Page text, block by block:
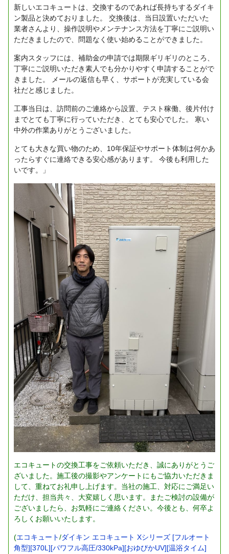
新しいエコキュートは、交換するのであれば長持ちするダイキ
ン製品と決めておりました。
交換後は、当日設置いただいた
業者さんより、操作説明やメンテナンス方法を丁寧にご説明い
ただきましたので、問題なく使い始めることができました。
案内スタッフには、補助金の申請では期限ギリギリのところ、
丁寧にご説明いただき素人でも分かりやすく申請することがで
きました。
メールの返信も早く、サポートが充実している会
社だと感じました。
工事当日は、訪問前のご連絡から設置、テスト稼働、後片付け
までとても丁寧に行っていただき、とても安心でした。
寒い
中外の作業ありがとうございました。
とても大きな買い物のため、10年保証やサポート体制は何かあ
ったらすぐに連絡できる安心感があります。
今後も利用した
いです。」
エコキュートの交換工事をご依頼いただき、誠にありがとうご
ざいました。施工後の撮影やアンケートにもご協力いただきま
して、重ねてお礼申し上げます。当社の施工、対応にご満足い
ただけ、担当共々、大変嬉しく思います。またご検討の設備が
ございましたら、お気軽にご連絡ください。今後とも、何卒よ
ろしくお願いいたします。
(エコキュート/ダイキン エコキュート Xシリーズ [フルオート
角型][370L][パワフル高圧/330kPa][おゆぴかUV][温浴タイム]